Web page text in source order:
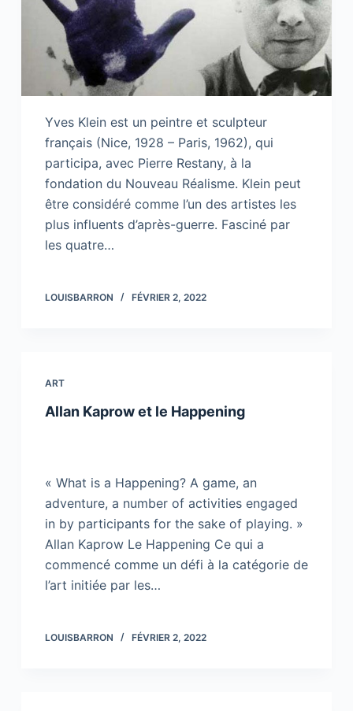
Yves Klein est un peintre et sculpteur
français (Nice, 1928 – Paris, 1962), qui
participa, avec Pierre Restany, à la
fondation du Nouveau Réalisme. Klein peut
être considéré comme l’un des artistes les
plus influents d’après-guerre. Fasciné par
les quatre…
LOUISBARRON FÉVRIER 2, 2022
ART
Allan Kaprow et le Happening
« What is a Happening? A game, an
adventure, a number of activities engaged
in by participants for the sake of playing. »
Allan Kaprow Le Happening Ce qui a
commencé comme un défi à la catégorie de
l’art initiée par les…
LOUISBARRON FÉVRIER 2, 2022